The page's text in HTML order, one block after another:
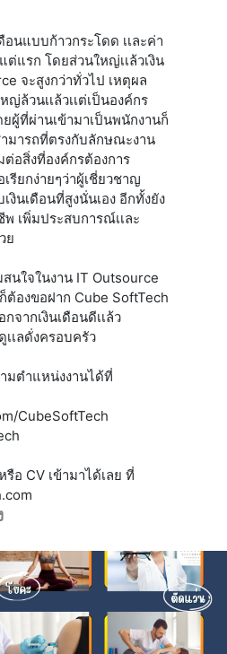
อนแบบก้าวกระโดด เเละค่า
ต่แรก โดยส่วนใหญ่เเล้วเงิน
จะสูงกว่าทั่วไป เหตุผล
ล้วนเเล้วเเต่เป็นองค์กร
ผู้ที่ผ่านเข้ามาเป็นพนักงานก็
ามารถที่ตรงกับลักษณะงาน
อสิ่งที่องค์กรต้องการ
รียกง่ายๆว่าผู้เชี่ยวชาญ
งินเดือนที่สูงนั่นเอง อีกทั้งยัง
เพิ่มประสบการณ์เเละ
ย
นใจในงาน IT Outsource
ต้องขอฝาก Cube SoftTech
จากเงินเดือนดีเเล้ว
เเลดั่งครอบครัว
มตำแหน่งงานได้ที่
CubeSoftTech
อ CV เข้ามาได้เลย ที่